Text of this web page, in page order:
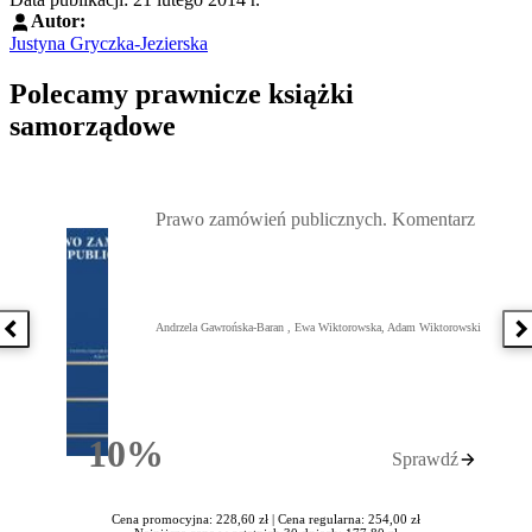
Autor:
Justyna Gryczka-Jezierska
Polecamy prawnicze książki
samorządowe
Poprzednia książka
10%Rabatu
Prawo zamówień publicznych. Komentarz
Andrzela Gawrońska-Baran , Ewa Wiktorowska, Adam Wiktorowski
Sprawdź
Cena promocyjna: 228,60 zł | Cena regularna: 254,00 zł